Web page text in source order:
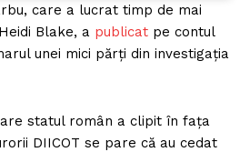
care a lucrat timp de mai
Blake, a publicat pe contul
unei mici părți din investigația
statul român a clipit în fața
DIICOT se pare că au cedat